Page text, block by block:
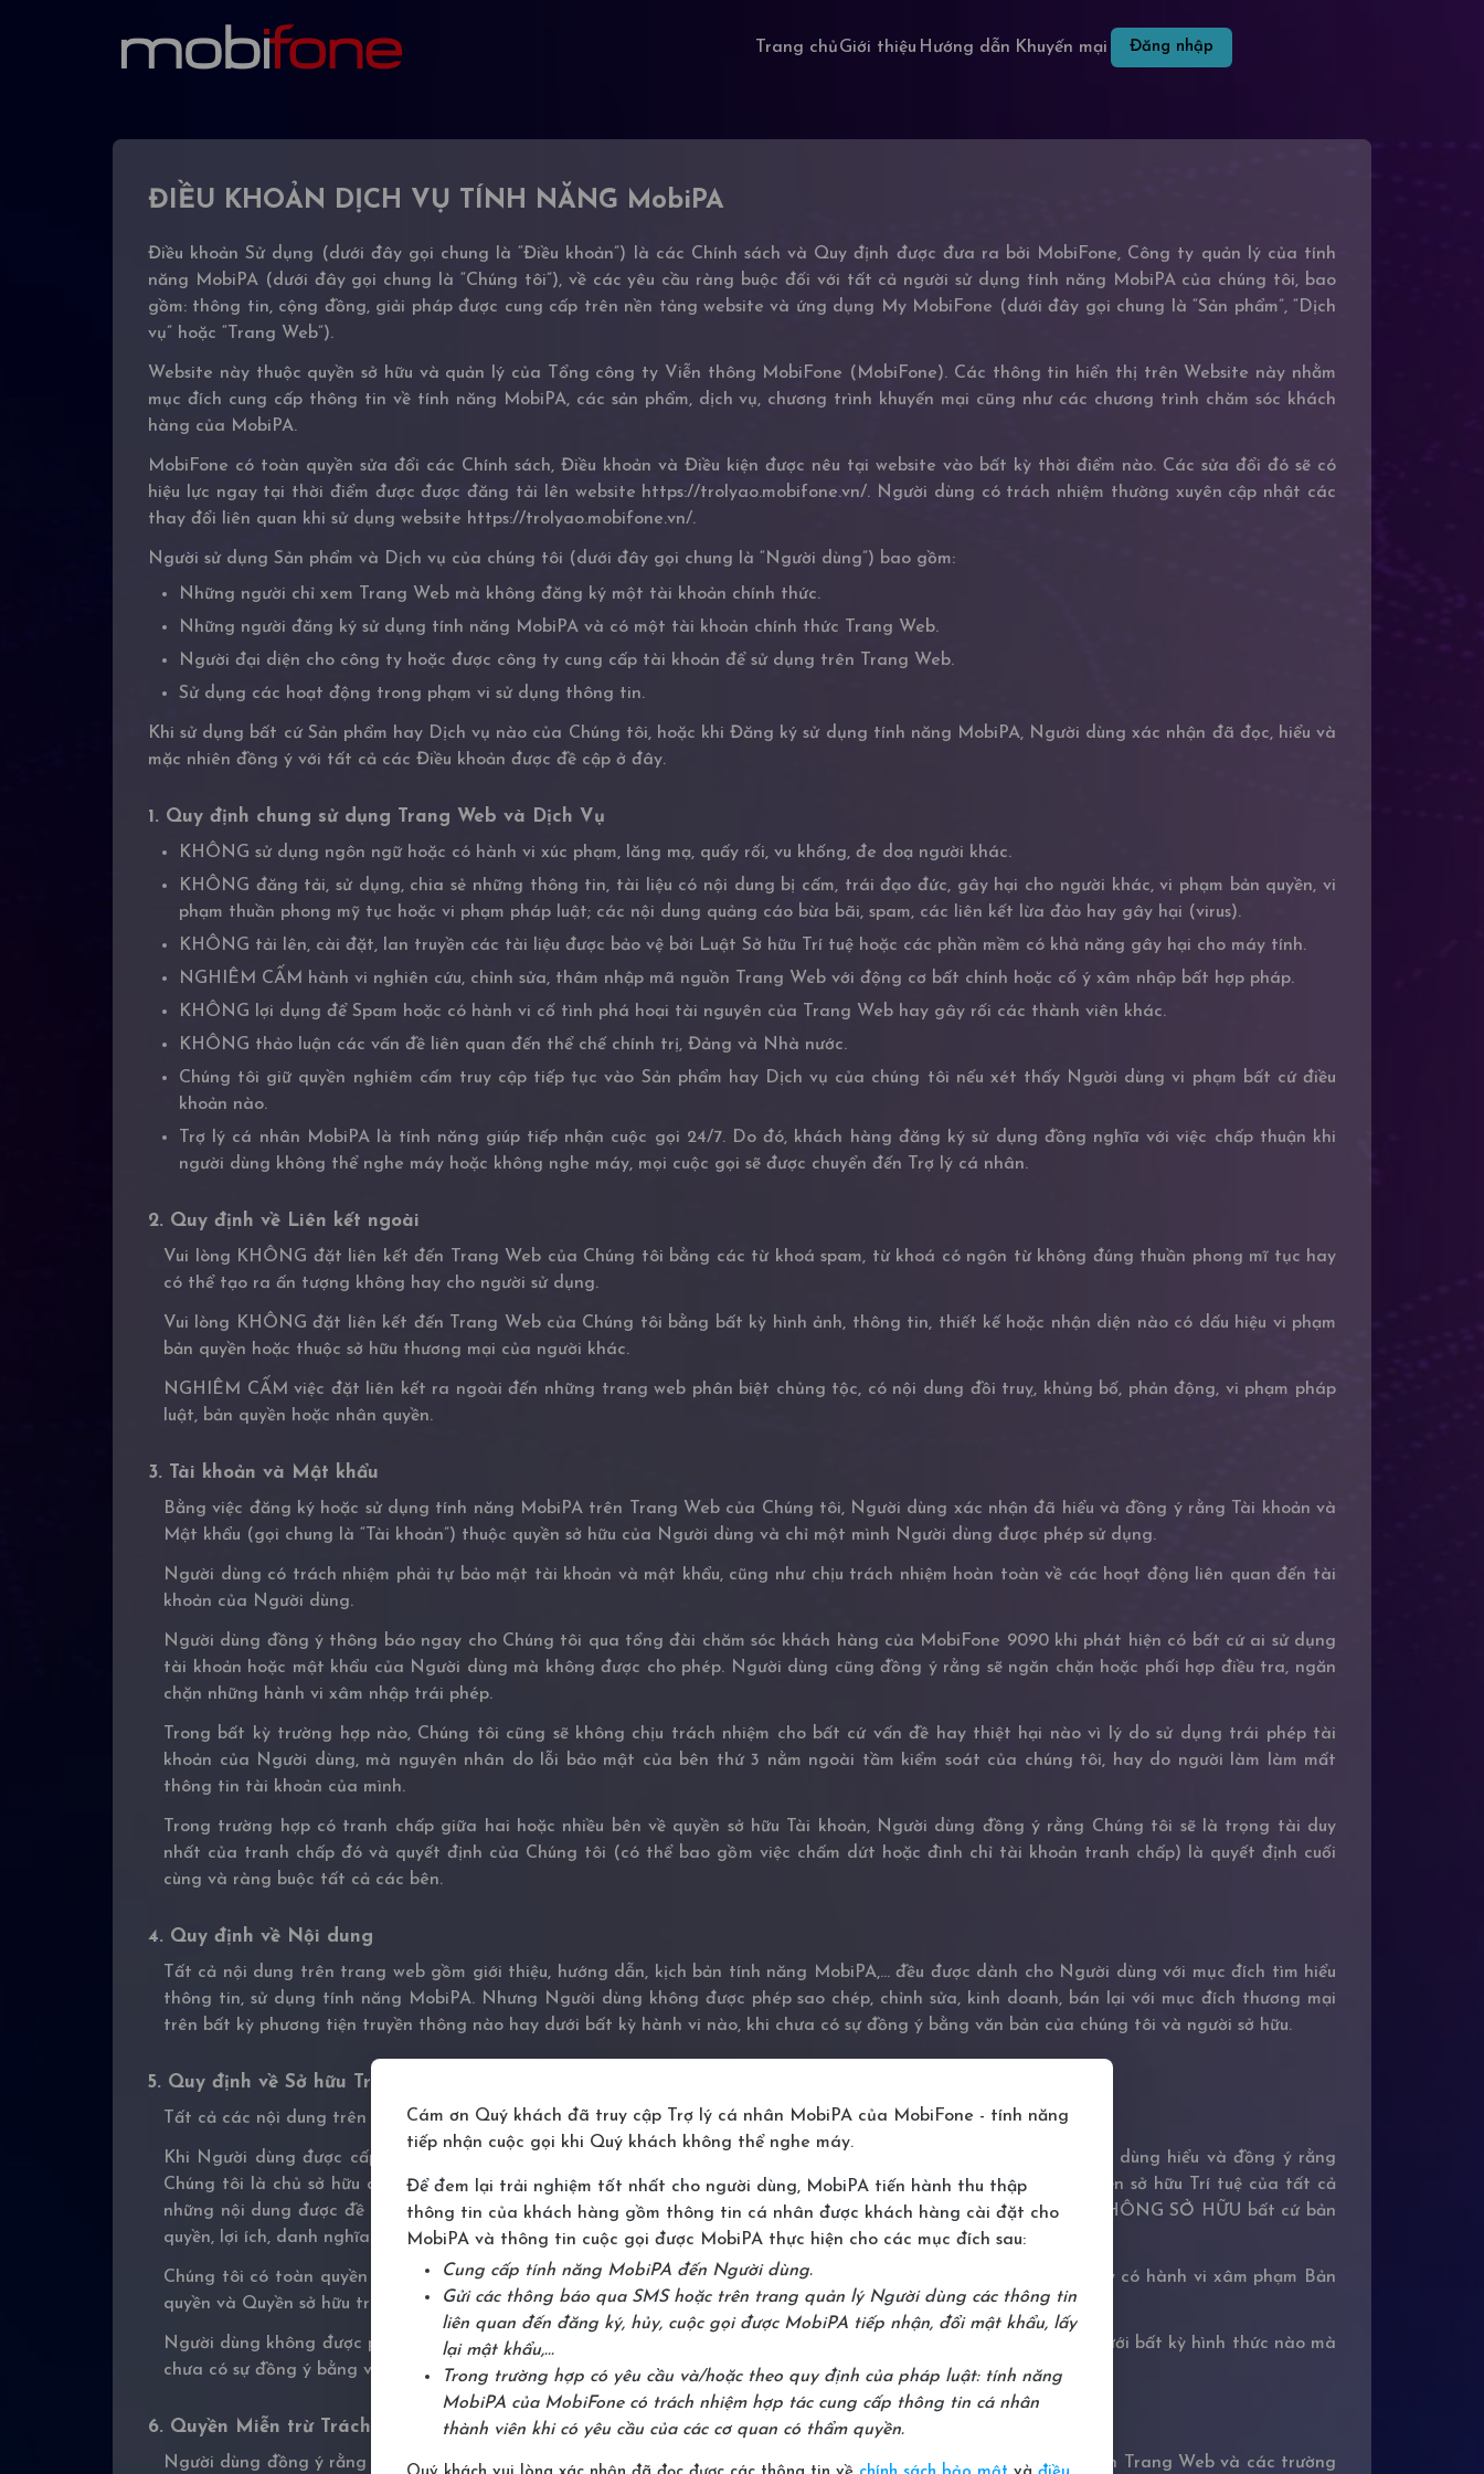
Trang chủGiới thiệu Hướng dẫn Khuyến mại Đăng nhập
ĐIỀU KHOẢN DỊCH VỤ TÍNH NĂNG MobiPA
Điều khoản Sử dụng (dưới đây gọi chung là “Điều khoản”) là các Chính sách và Quy định được đưa ra bởi MobiFone, Công ty quản lý của tính
năng MobiPA (dưới đây gọi chung là “Chúng tôi”), về các yêu cầu ràng buộc đối với tất cả người sử dụng tính năng MobiPA của chúng tôi, bao
gồm: thông tin, cộng đồng, giải pháp được cung cấp trên nền tảng website và ứng dụng My MobiFone (dưới đây gọi chung là “Sản phẩm”, “Dịch
vụ” hoặc “Trang Web”).
Website này thuộc quyền sở hữu và quản lý của Tổng công ty Viễn thông MobiFone (MobiFone). Các thông tin hiển thị trên Website này nhằm
mục đích cung cấp thông tin về tính năng MobiPA, các sản phẩm, dịch vụ, chương trình khuyến mại cũng như các chương trình chăm sóc khách
hàng của MobiPA.
MobiFone có toàn quyền sửa đổi các Chính sách, Điều khoản và Điều kiện được nêu tại website vào bất kỳ thời điểm nào. Các sửa đổi đó sẽ có
hiệu lực ngay tại thời điểm được được đăng tải lên website https://trolyao.mobifone.vn/. Người dùng có trách nhiệm thường xuyên cập nhật các
thay đổi liên quan khi sử dụng website https://trolyao.mobifone.vn/.
Người sử dụng Sản phẩm và Dịch vụ của chúng tôi (dưới đây gọi chung là “Người dùng”) bao gồm:
Những người chỉ xem Trang Web mà không đăng ký một tài khoản chính thức.
Những người đăng ký sử dụng tính năng MobiPA và có một tài khoản chính thức Trang Web.
Người đại diện cho công ty hoặc được công ty cung cấp tài khoản để sử dụng trên Trang Web.
Sử dụng các hoạt động trong phạm vi sử dụng thông tin.
Khi sử dụng bất cứ Sản phẩm hay Dịch vụ nào của Chúng tôi, hoặc khi Đăng ký sử dụng tính năng MobiPA, Người dùng xác nhận đã đọc, hiểu và
mặc nhiên đồng ý với tất cả các Điều khoản được đề cập ở đây.
1. Quy định chung sử dụng Trang Web và Dịch Vụ
KHÔNG sử dụng ngôn ngữ hoặc có hành vi xúc phạm, lăng mạ, quấy rối, vu khống, đe doạ người khác.
KHÔNG đăng tải, sử dụng, chia sẻ những thông tin, tài liệu có nội dung bị cấm, trái đạo đức, gây hại cho người khác, vi phạm bản quyền, vi
phạm thuần phong mỹ tục hoặc vi phạm pháp luật; các nội dung quảng cáo bừa bãi, spam, các liên kết lừa đảo hay gây hại (virus).
KHÔNG tải lên, cài đặt, lan truyền các tài liệu được bảo vệ bởi Luật Sở hữu Trí tuệ hoặc các phần mềm có khả năng gây hại cho máy tính.
NGHIÊM CẤM hành vi nghiên cứu, chỉnh sửa, thâm nhập mã nguồn Trang Web với động cơ bất chính hoặc cố ý xâm nhập bất hợp pháp.
KHÔNG lợi dụng để Spam hoặc có hành vi cố tình phá hoại tài nguyên của Trang Web hay gây rối các thành viên khác.
KHÔNG thảo luận các vấn đề liên quan đến thể chế chính trị, Đảng và Nhà nước.
Chúng tôi giữ quyền nghiêm cấm truy cập tiếp tục vào Sản phẩm hay Dịch vụ của chúng tôi nếu xét thấy Người dùng vi phạm bất cứ điều
khoản nào.
Trợ lý cá nhân MobiPA là tính năng giúp tiếp nhận cuộc gọi 24/7. Do đó, khách hàng đăng ký sử dụng đồng nghĩa với việc chấp thuận khi
người dùng không thể nghe máy hoặc không nghe máy, mọi cuộc gọi sẽ được chuyển đến Trợ lý cá nhân.
2. Quy định về Liên kết ngoài
Vui lòng KHÔNG đặt liên kết đến Trang Web của Chúng tôi bằng các từ khoá spam, từ khoá có ngôn từ không đúng thuần phong mĩ tục hay
có thể tạo ra ấn tượng không hay cho người sử dụng.
Vui lòng KHÔNG đặt liên kết đến Trang Web của Chúng tôi bằng bất kỳ hình ảnh, thông tin, thiết kế hoặc nhận diện nào có dấu hiệu vi phạm
bản quyền hoặc thuộc sở hữu thương mại của người khác.
NGHIÊM CẤM việc đặt liên kết ra ngoài đến những trang web phân biệt chủng tộc, có nội dung đồi truỵ, khủng bố, phản động, vi phạm pháp
luật, bản quyền hoặc nhân quyền.
3. Tài khoản và Mật khẩu
Bằng việc đăng ký hoặc sử dụng tính năng MobiPA trên Trang Web của Chúng tôi, Người dùng xác nhận đã hiểu và đồng ý rằng Tài khoản và
Mật khẩu (gọi chung là “Tài khoản”) thuộc quyền sở hữu của Người dùng và chỉ một mình Người dùng được phép sử dụng.
Người dùng có trách nhiệm phải tự bảo mật tài khoản và mật khẩu, cũng như chịu trách nhiệm hoàn toàn về các hoạt động liên quan đến tài
khoản của Người dùng.
Người dùng đồng ý thông báo ngay cho Chúng tôi qua tổng đài chăm sóc khách hàng của MobiFone 9090 khi phát hiện có bất cứ ai sử dụng
tài khoản hoặc mật khẩu của Người dùng mà không được cho phép. Người dùng cũng đồng ý rằng sẽ ngăn chặn hoặc phối hợp điều tra, ngăn
chặn những hành vi xâm nhập trái phép.
Trong bất kỳ trường hợp nào, Chúng tôi cũng sẽ không chịu trách nhiệm cho bất cứ vấn đề hay thiệt hại nào vì lý do sử dụng trái phép tài
khoản của Người dùng, mà nguyên nhân do lỗi bảo mật của bên thứ 3 nằm ngoài tầm kiểm soát của chúng tôi, hay do người làm làm mất
thông tin tài khoản của mình.
Trong trường hợp có tranh chấp giữa hai hoặc nhiều bên về quyền sở hữu Tài khoản, Người dùng đồng ý rằng Chúng tôi sẽ là trọng tài duy
nhất của tranh chấp đó và quyết định của Chúng tôi (có thể bao gồm việc chấm dứt hoặc đình chỉ tài khoản tranh chấp) là quyết định cuối
cùng và ràng buộc tất cả các bên.
4. Quy định về Nội dung
Tất cả nội dung trên trang web gồm giới thiệu, hướng dẫn, kịch bản tính năng MobiPA,... đều được dành cho Người dùng với mục đích tìm hiểu
thông tin, sử dụng tính năng MobiPA. Nhưng Người dùng không được phép sao chép, chỉnh sửa, kinh doanh, bán lại với mục đích thương mại
trên bất kỳ phương tiện truyền thông nào hay dưới bất kỳ hành vi nào, khi chưa có sự đồng ý bằng văn bản của chúng tôi và người sở hữu.
5. Quy định về Sở hữu Trí tuệ
Tất cả các nội dung trên trang web cũng như nội dung kịch bản MobiPA thuộc bản quyền của tính năng MobiPA.
Khi Người dùng được cấp quyền sử dụng giới hạn các nội dung và tính năng trên trang web hay MobiPA, Người dùng hiểu và đồng ý rằng
Chúng tôi là chủ sở hữu duy nhất của các nội dung được đề cập, do đó được giữ tất cả Bản quyền cũng như Quyền sở hữu Trí tuệ của tất cả
những nội dung được đề cập. Người dùng cũng hiểu và đồng ý rằng ngoài Quyền sử dụng Giới hạn, Người dùng KHÔNG SỞ HỮU bất cứ bản
quyền, lợi ích, danh nghĩa gì có liên quan đến việc sở hữu nội dung Trang Web và tính năng MobiPA.
Chúng tôi có toàn quyền khoá tài khoản và cấm truy cập vĩnh viễn đối với những Người dùng không tôn trọng hay có hành vi xâm phạm Bản
quyền và Quyền sở hữu trí tuệ.
Người dùng không được phép sử dụng nhận diện thương hiệu đã đăng ký nhãn hiệu cũng như logo của chúng tôi dưới bất kỳ hình thức nào mà
chưa có sự đồng ý bằng văn bản của chúng tôi.
6. Quyền Miễn trừ Trách nhiệm
Người dùng đồng ý rằng Người dùng tự chịu trách nhiệm với bất kỳ rủi ro nào trong việc sử dụng các nội dung trên Trang Web và các trường
Cám ơn Quý khách đã truy cập Trợ lý cá nhân MobiPA của MobiFone - tính năng
tiếp nhận cuộc gọi khi Quý khách không thể nghe máy.
Để đem lại trải nghiệm tốt nhất cho người dùng, MobiPA tiến hành thu thập
thông tin của khách hàng gồm thông tin cá nhân được khách hàng cài đặt cho
MobiPA và thông tin cuộc gọi được MobiPA thực hiện cho các mục đích sau:
Cung cấp tính năng MobiPA đến Người dùng.
Gửi các thông báo qua SMS hoặc trên trang quản lý Người dùng các thông tin
liên quan đến đăng ký, hủy, cuộc gọi được MobiPA tiếp nhận, đổi mật khẩu, lấy
lại mật khẩu,...
Trong trường hợp có yêu cầu và/hoặc theo quy định của pháp luật: tính năng
MobiPA của MobiFone có trách nhiệm hợp tác cung cấp thông tin cá nhân
thành viên khi có yêu cầu của các cơ quan có thẩm quyền.